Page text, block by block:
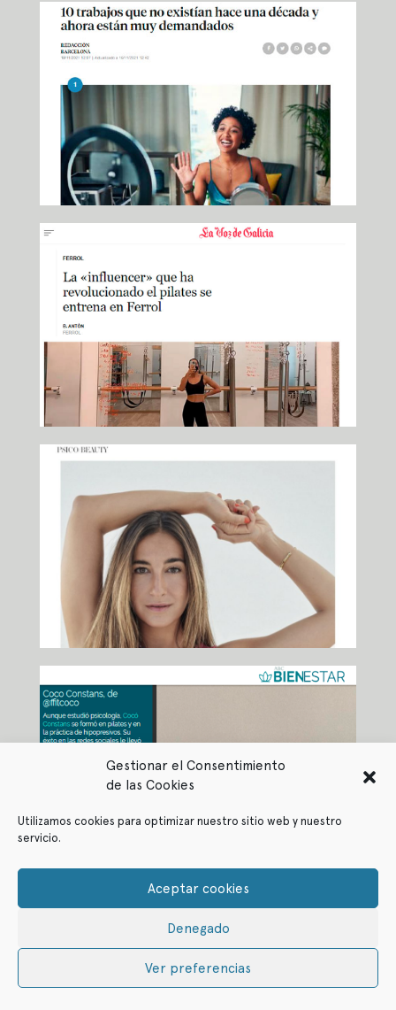
Gestionar el Consentimiento
de las Cookies
Utilizamos cookies para optimizar nuestro sitio web y nuestro
servicio.
Aceptar cookies
Denegado
Ver preferencias